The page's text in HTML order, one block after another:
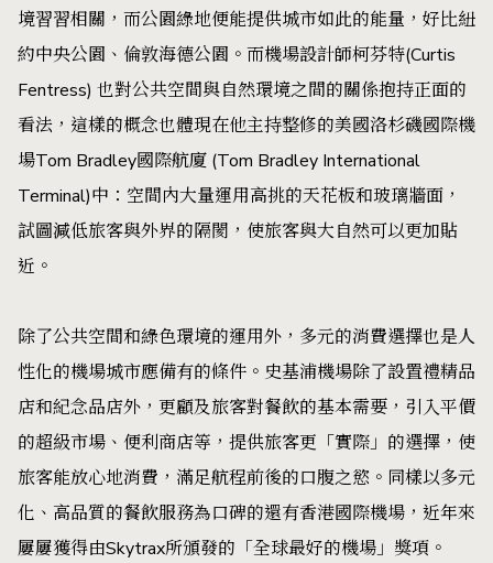
境習習相關，而公園綠地便能提供城市如此的能量，好比紐
約中央公園、倫敦海德公園。而機場設計師柯芬特(Curtis
Fentress) 也對公共空間與自然環境之間的關係抱持正面的
看法，這樣的概念也體現在他主持整修的美國洛杉磯國際機
場Tom Bradley國際航廈 (Tom Bradley International
Terminal)中：空間內大量運用高挑的天花板和玻璃牆面，
試圖減低旅客與外界的隔閡，使旅客與大自然可以更加貼
近。
除了公共空間和綠色環境的運用外，多元的消費選擇也是人
性化的機場城市應備有的條件。史基浦機場除了設置禮精品
店和紀念品店外，更顧及旅客對餐飲的基本需要，引入平價
的超級市場、便利商店等，提供旅客更「實際」的選擇，使
旅客能放心地消費，滿足航程前後的口腹之慾。同樣以多元
化、高品質的餐飲服務為口碑的還有香港國際機場，近年來
屢屢獲得由Skytrax所頒發的「全球最好的機場」獎項。